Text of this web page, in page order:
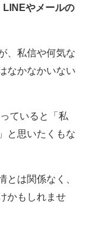
LINEやメールの
、私信や何気な
なかなかいない
ていると「私
と思いたくもな
とは関係なく、
かもしれませ